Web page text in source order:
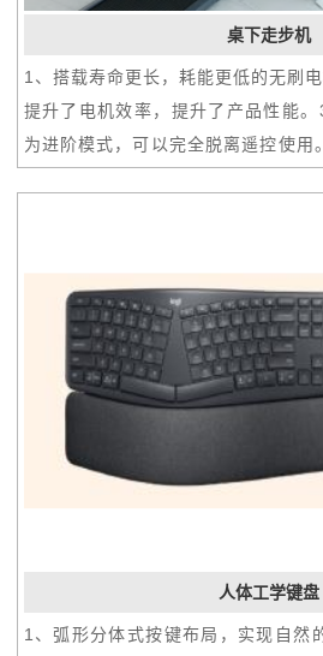
桌下走步机
1、搭载寿命更长，耗能更低的无刷
提升了电机效率，提升了产品性能
为进阶模式，可以完全脱离遥控使用
人体工学键盘
1、弧形分体式按键布局，实现自然